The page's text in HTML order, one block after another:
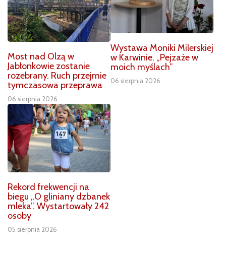
Most nad Olzą w
Jabłonkowie zostanie
rozebrany. Ruch przejmie
tymczasowa przeprawa
06 sierpnia 2026
Wystawa Moniki Milerskiej
w Karwinie. „Pejzaże w
moich myślach”
06 sierpnia 2026
Rekord frekwencji na
biegu „O gliniany dzbanek
mleka”. Wystartowały 242
osoby
05 sierpnia 2026